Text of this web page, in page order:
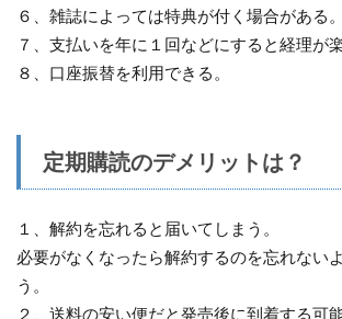
６、雑誌によっては特典が付く場合がある。
７、支払いを年に１回などにすると経理が
８、口座振替を利用できる。
定期購読のデメリットは？
１、解約を忘れると届いてしまう。
必要がなくなったら解約するのを忘れない
う。
２、送料の安い便だと発売後に到着する可